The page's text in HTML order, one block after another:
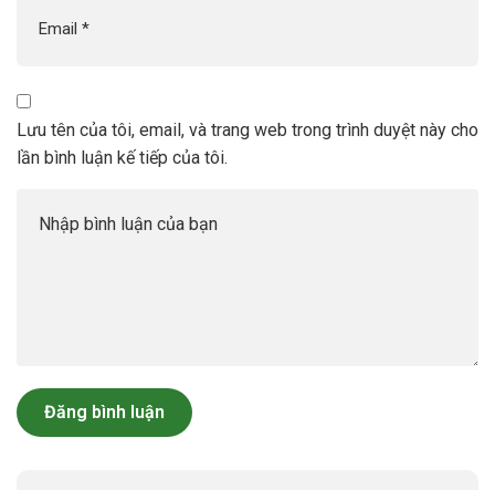
Lưu tên của tôi, email, và trang web trong trình duyệt này cho
lần bình luận kế tiếp của tôi.